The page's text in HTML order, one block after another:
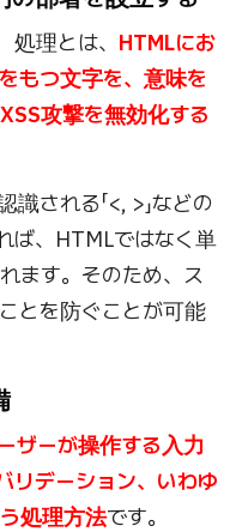
理とは、 HTMLにお
もつ文字を、意味を
攻撃を無効化する
される「<, >」などの
れば、HTMLではなく単
ます。そのため、ス
とを防ぐことが可能
ザーが操作する入力
リデーション、いわゆ
処理方法です。